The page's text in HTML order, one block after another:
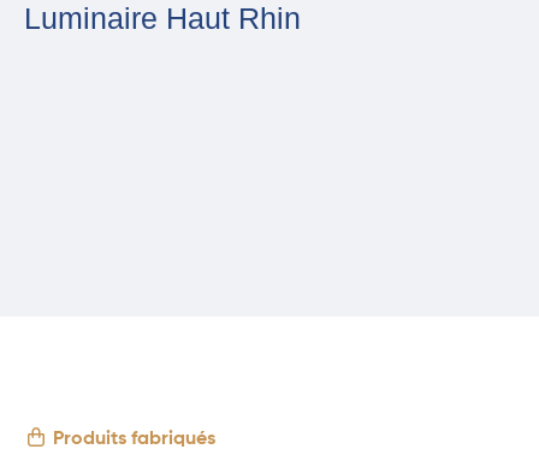
Luminaire Haut Rhin
Produits fabriqués